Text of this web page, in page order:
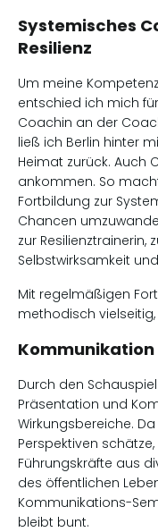
Systemisches
Resilienz
Um meine
entschied ich mich
Coachin an der
ließ ich Berlin hinter
Heimat zurück. Auch
ankommen. So
Fortbildung zur
Chancen
zur Resilienztrainerin,
Selbstwirksamkeit
Mit regelmäßigen
methodisch
Kommunikation
Durch den
Präsentation und
Wirkungsbereiche.
Perspektiven
Führungskräfte aus
des öffentlichen
Kommunikations-
bleibt bunt.